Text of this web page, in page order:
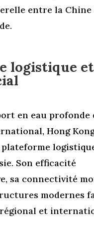
entre la Chine
logistique et
en eau profonde
Hong
Son efficacité
sa connectivité
modernes
et